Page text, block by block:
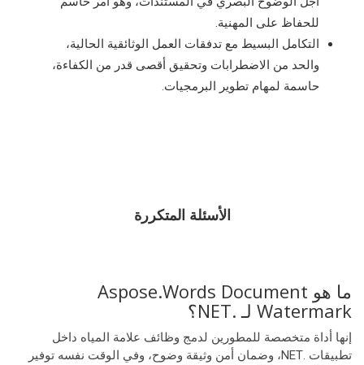
للحفاظ على المهنية.
التكامل البسيط مع تدفقات العمل الوثائقية الحالية،
والحد من الاضطرابات وتحقيق أقصى قدر من الكفاءة،
حاسمة لمهام تطوير البرمجيات.
الأسئلة المتكررة
ما هو Aspose.Words Document
Watermark لـ .NET؟
إنها أداة متخصصة للمطورين لدمج وظائف علامة المياه داخل
تطبيقات .NET، وضمان أمن وثيقة وضوح، وفي الوقت نفسه توفير